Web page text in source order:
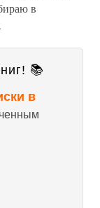
в
📚
в